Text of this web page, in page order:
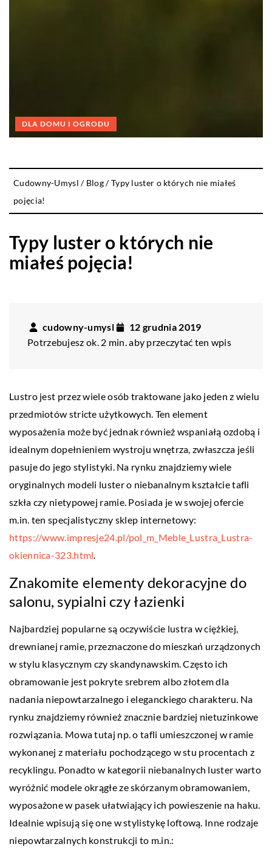
DLA DOMU I OGRODU
Cudowny-Umysl / Blog/Typy luster o których nie miałeś
pojęcia!
Typy luster o których nie
miałeś pojęcia!
cudowny-umysl
12 grudnia 2019
Potrzebujesz ok. 2 min. aby przeczytać ten wpis
Lustro jest przez wiele osób traktowane jako jeden z wielu
przedmiotów stricte użytkowych. Ten element
wyposażenia może być jednak również wspaniałą ozdobą i
idealnym dopełnieniem wystroju wnętrza, zwłaszcza jeśli
pasuje do jego stylistyki. Na rynku znajdziemy wiele
oryginalnych modeli luster o niebanalnym kształcie tafli
szkła czy nietypowej ramie. Posiada je w swojej ofercie
m.in. ten specjalistyczny sklep internetowy:
https://www.impresje24.pl/pol_m_Meble_Lustra_Lustra-
okiennica-323.html
Znakomite elementy dekoracyjne do
salonu, sypialni czy łazienki
Najbardziej popularne są oczywiście lustra w ciężkiej,
drewnianej ramie, przeznaczone do mieszkań urządzonych
w stylu klasycznym czy skandynawskim. Często ich
obramowanie jest pokryte srebrem albo złotem dla
nadania niepowtarzalnego i eleganckiego charakteru. Na
rynku znajdziemy również znacznie bardziej nietuzinkowe
rozwiązania. Mowa tutaj np. o tafli umieszczonej w ramie
wykonanej z materiału pochodzącego w stu procentach z
recyklingu. Ponadto w kategorii niebanalnych luster warto
wyróżnić modele okrągłe ze skórzanym obramowaniem,
wyposażone w pasek ułatwiający ich powieszenie na haku.
Idealnie wpisują się one w stylistykę loftową. Inne rodzaje
niepowtarzalnych konstrukcji to m.in.: